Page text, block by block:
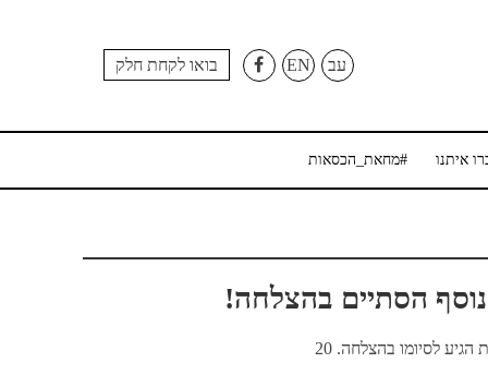
עב EN בואו לקחת חלק
איתנו #מחאת_הכסאות
לסיומו בהצלחה. 20